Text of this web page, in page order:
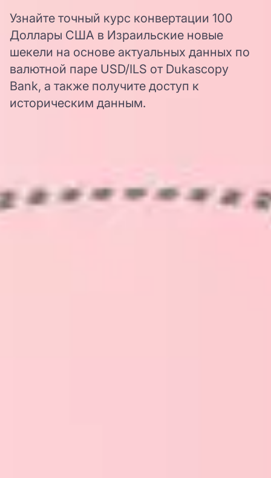
Узнайте точный курс конвертации 100
Доллары США в Израильские новые
шекели на основе актуальных данных по
валютной паре USD/ILS от Dukascopy
Bank, а также получите доступ к
историческим данным.